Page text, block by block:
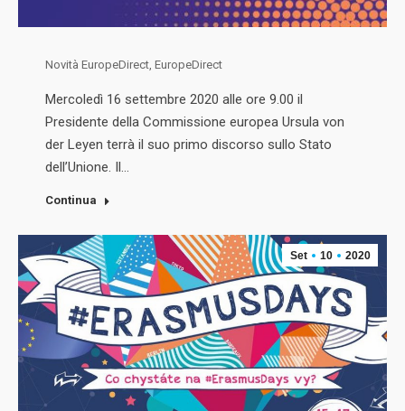
Novità EuropeDirect, EuropeDirect
Mercoledì 16 settembre 2020 alle ore 9.00 il
Presidente della Commissione europea Ursula von
der Leyen terrà il suo primo discorso sullo Stato
dell’Unione. Il…
Continua
Set 10 2020